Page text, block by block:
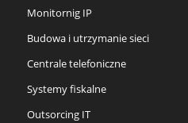
Monitornig IP
Budowa i utrzymanie sieci
Centrale telefoniczne
Systemy fiskalne
Outsorcing IT